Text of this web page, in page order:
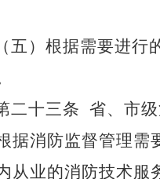
（五）根据需要进行
二十三条 省、市
据消防监督管理需
从业的消防技术服